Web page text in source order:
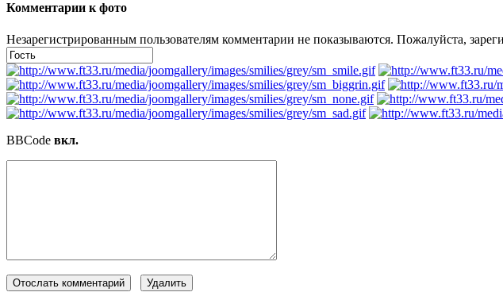
Комментарии к фото
Незарегистрированным пользователям комментарии не показываются. Пожалуйста,
BBCode вкл.